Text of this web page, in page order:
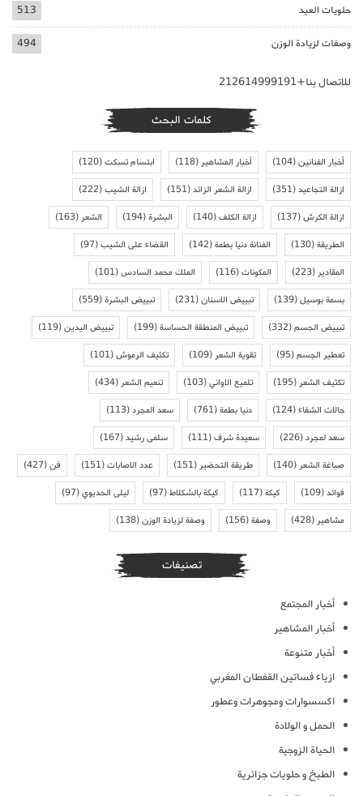
حلويات العيد 513
وصفات لزيادة الوزن 494
للاتصال بنا+212614999191
كلمات البحث
أخبار الفنانين(104) أخبار المشاهير(118) ابتسام تسكت(120)
ازالة التجاعيد(351) ازالة الشعر الزائد(151) ازالة الشيب(222)
ازالة الكرش(137) ازالة الكلف(140) البشرة(194) الشعر(163)
الطريقة(130) الفنانة دنيا بطمة(142) القضاء على الشيب(97)
المقادير(223) المكونات(116) الملك محمد السادس(101)
بسمة بوسيل(139) تبييض الاسنان(231) تبييض البشرة(559)
تبييض الجسم(332) تبييض المنطقة الحساسة(199) تبييض اليدين(119)
تعطير الجسم(95) تقوية الشعر(109) تكثيف الرموش(101)
تكثيف الشعر(195) تلميع الاواني(103) تنعيم الشعر(434)
حالات الشفاء(124) دنيا بطمة(761) سعد المجرد(113)
سعد لمجرد(226) سعيدة شرف(111) سلمى رشيد(167)
صباغة الشعر(140) طريقة التحضير(151) عدد الاصابات(151) فن(427)
فوائد(109) كيكة(117) كيكة بالشكلاط(97) ليلى الحديوي(97)
مشاهير(428) وصفة(156) وصفة لزيادة الوزن(138)
تصنيفات
أخبار المجتمع
أخبار المشاهير
أخبار متنوعة
ازياء فساتين القفطان المغربي
اكسسوارات ومجوهرات وعطور
الحمل و الولادة
الحياة الزوجية
الطبخ و حلويات جزائرية